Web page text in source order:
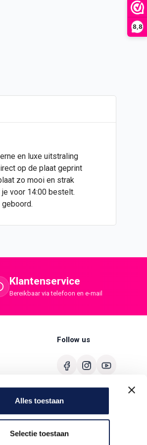
8,8
Alles toestaan
Selectie toestaan
en luxe uitstraling
op de plaat geprint
zo mooi en strak
voor 14:00 bestelt.
Klantenservice
Bereikbaar via telefoon en e-mail
Follow us